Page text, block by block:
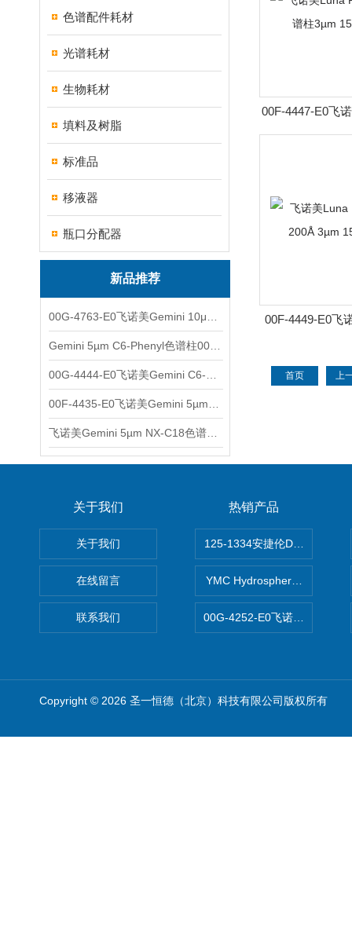
色谱配件耗材
光谱耗材
生物耗材
填料及树脂
标准品
移液器
瓶口分配器
新品推荐
00F-4447-E0飞
反相色谱柱
00F-4449-E0飞
首页 上
关于我们
关于我们
在线留言
联系我们
热销产品
125-1334安捷伦DB-624色谱
YMC Hydrosphere C18亲水
00G-4252-E0飞诺美Luna
Copyright © 2026 圣一恒德（北京）科技有限公司版权所有